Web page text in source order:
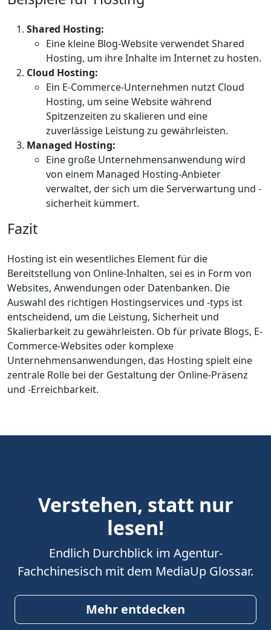
Shared Hosting:
Eine kleine Blog-Website verwendet Shared
Hosting, um ihre Inhalte im Internet zu hosten.
Cloud Hosting:
Ein E-Commerce-Unternehmen nutzt Cloud
Hosting, um seine Website während
Spitzenzeiten zu skalieren und eine
zuverlässige Leistung zu gewährleisten.
Managed Hosting:
Eine große Unternehmensanwendung wird
von einem Managed Hosting-Anbieter
verwaltet, der sich um die Serverwartung und -
sicherheit kümmert.
Fazit
Hosting ist ein wesentliches Element für die
Bereitstellung von Online-Inhalten, sei es in Form von
Websites, Anwendungen oder Datenbanken. Die
Auswahl des richtigen Hostingservices und -typs ist
entscheidend, um die Leistung, Sicherheit und
Skalierbarkeit zu gewährleisten. Ob für private Blogs, E-
Commerce-Websites oder komplexe
Unternehmensanwendungen, das Hosting spielt eine
zentrale Rolle bei der Gestaltung der Online-Präsenz
und -Erreichbarkeit.
Verstehen, statt nur
lesen!
Endlich Durchblick im Agentur-
Fachchinesisch mit dem MediaUp Glossar.
Mehr entdecken